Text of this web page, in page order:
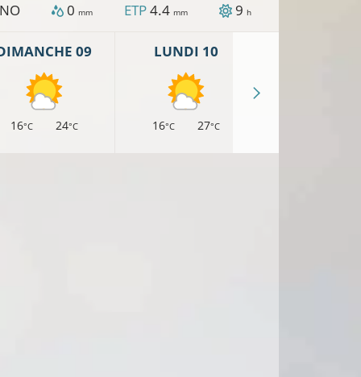
0 mm ETP4.4 mm 9 h
09
16°C 24°C
LUNDI 10
16°C 27°C